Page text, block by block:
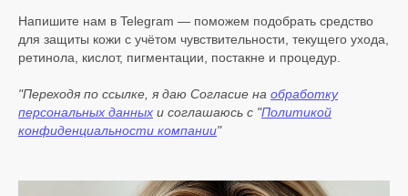
Напишите нам в Telegram — поможем подобрать средство
для защиты кожи с учётом чувствительности, текущего ухода,
ретинола, кислот, пигментации, постакне и процедур.
"Переходя по ссылке, я даю Согласие на обработку
персональных данных и соглашаюсь с "Политикой
конфиденциальности компании"